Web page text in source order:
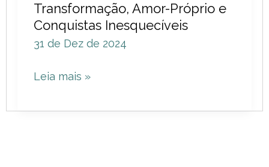
Transformação, Amor-Próprio e
Conquistas Inesquecíveis
31 de Dez de 2024
Ano
de
Transformação,
Próprio
Leia mais »